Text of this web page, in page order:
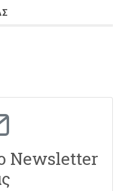
Newsletter